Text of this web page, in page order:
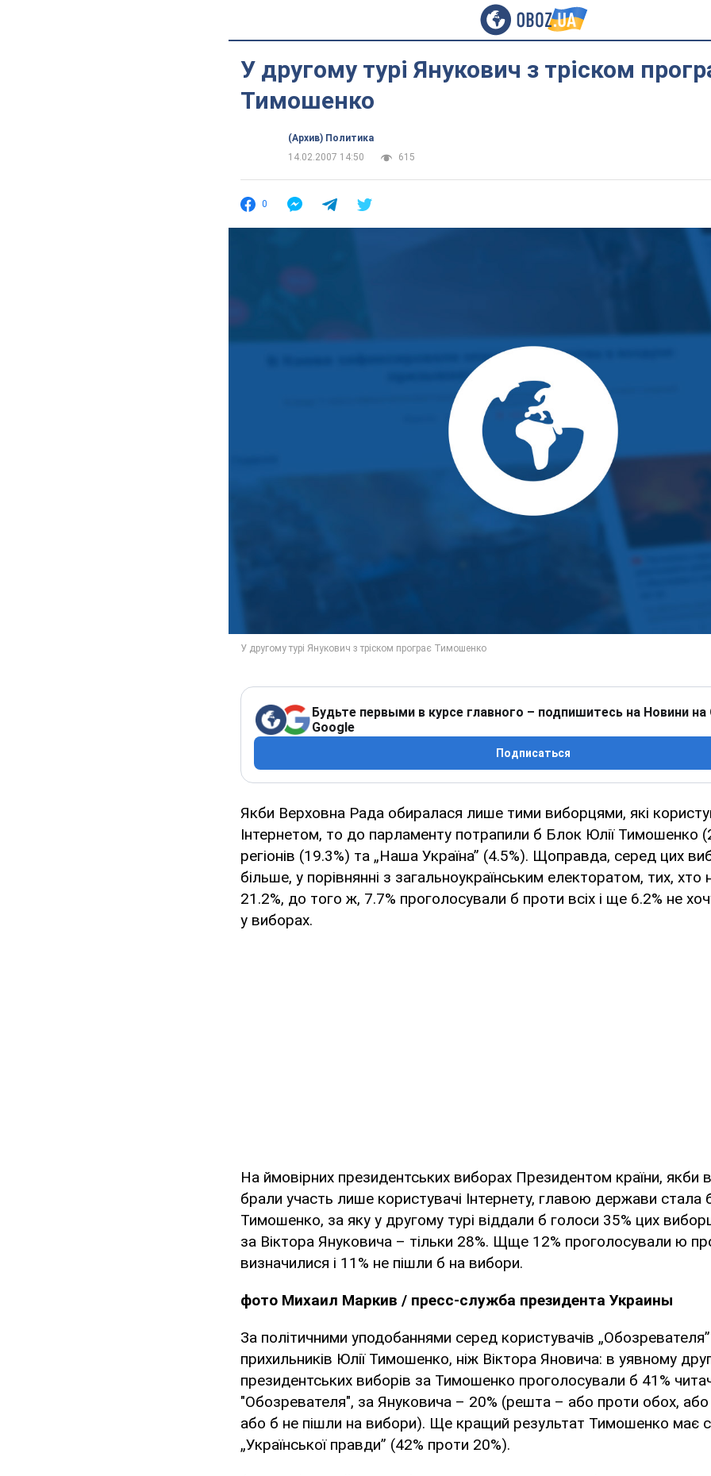
У другому турі Янукович з тріском
Тимошенко
(Архив) Политика
14.02.2007 14:50
615
0
Будьте первыми в курсе главного – подпишитесь на Новини на
Google
Подписаться
Якби Верховна Рада обиралася лише тими виборцями, які
Інтернетом, то до парламенту потрапили б Блок Юлії Тимошенко
регіонів (19.3%) та „Наша Україна” (4.5%). Щоправда, серед цих
більше, у порівнянні з загальноукраїнським електоратом, тих,
21.2%, до того ж, 7.7% проголосували б проти всіх і ще 6.2% не
у виборах.
На ймовірних президентських виборах Президентом країни, якби
брали участь лише користувачі Інтернету, главою держави стала
Тимошенко, за яку у другому турі віддали б голоси 35% цих
за Віктора Януковича – тільки 28%. Щще 12% проголосували ю
визначилися і 11% не пішли б на вибори.
фото Михаил Маркив / пресс-служба президента Украины
За політичними уподобаннями серед користувачів „Обозревателя”
прихильників Юлії Тимошенко, ніж Віктора Яновича: в уявному
президентських виборів за Тимошенко проголосували б 41%
"Обозревателя", за Януковича – 20% (решта – або проти обох,
або б не пішли на вибори). Ще кращий результат Тимошенко має
„Української правди” (42% проти 20%).